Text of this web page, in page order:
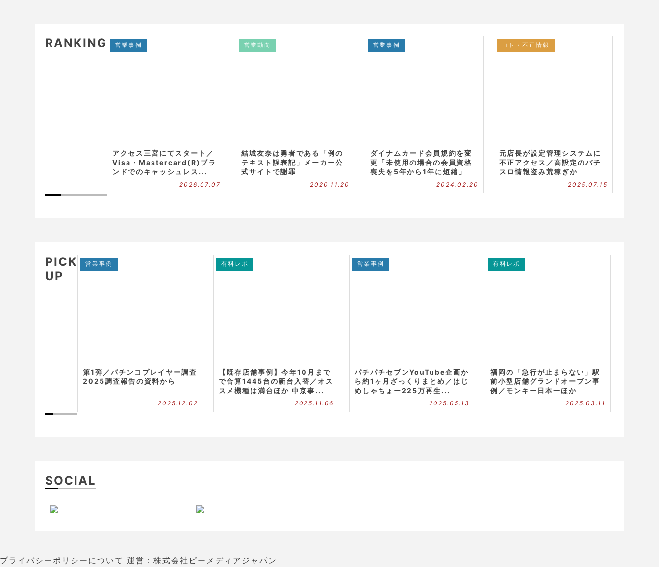
RANKING 営業事例
アクセス三宮にてスタート／
Visa・Mastercard(R)ブラ
ンドでのキャッシュレス...
2026.07.07
営業動向
結城友奈は勇者である「例の
テキスト誤表記」メーカー公
式サイトで謝罪
2020.11.20
営業事例
ダイナムカード会員規約を変
更「未使用の場合の会員資格
喪失を5年から1年に短縮」
2024.02.20
ゴト・不正情報
元店長が設定管理システムに
不正アクセス／高設定のパチ
スロ情報盗み荒稼ぎか
2025.07.15
PICK
UP
営業事例
第1弾／パチンコプレイヤー調査
2025調査報告の資料から
2025.12.02
有料レポ
【既存店舗事例】今年10月まで
で合算1445台の新台入替／オス
スメ機種は満台ほか 中京事...
2025.11.06
営業事例
パチパチセブンYouTube企画か
ら約1ヶ月ざっくりまとめ／はじ
めしゃちょー225万再生...
2025.05.13
有料レポ
福岡の「急行が止まらない」駅
前小型店舗グランドオープン事
例／モンキー日本一ほか
2025.03.11
SOCIAL
プライバシーポリシーについて 運営：株式会社ピーメディアジャパン